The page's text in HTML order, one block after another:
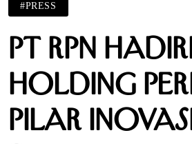
#PRESS
PT RPN
Holding
Pilar